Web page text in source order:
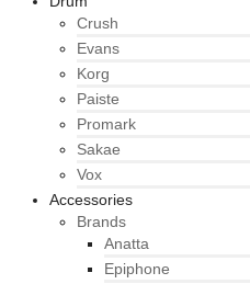
Crush
Evans
Korg
Paiste
Promark
Sakae
Vox
Accessories
Brands
Anatta
Epiphone